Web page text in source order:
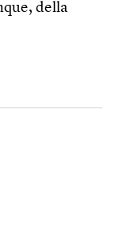
della